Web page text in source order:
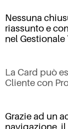
Nessuna
riassunto e
nel
La Card può
Cliente con
Grazie ad un
navigazione,